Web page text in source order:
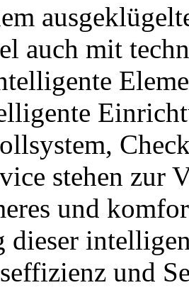
auch mit
stehen zur
und
und